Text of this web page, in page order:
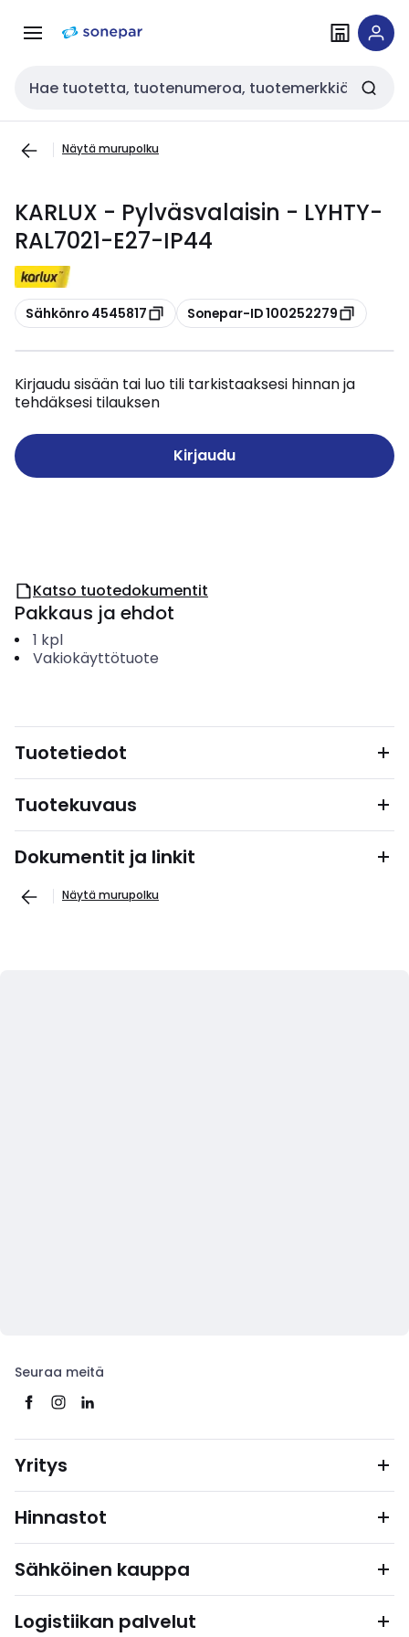
navigointiinsisältöön
Haku
Näytä murupolku
KARLUX - Pylväsvalaisin - LYHTY-
RAL7021-E27-IP44
Kopioi
Sähkönro 4545817 Kopioi
Sonepar-ID 100252279
Kirjaudu sisään tai luo tili tarkistaaksesi hinnan ja
tehdäksesi tilauksen
Kirjaudu
Katso tuotedokumentit
Pakkaus ja ehdot
1 kpl
Vakiokäyttötuote
Tuotetiedot
Tuotekuvaus
Dokumentit ja linkit
Näytä murupolku
Seuraa meitä
Yritys
Hinnastot
Sähköinen kauppa
Logistiikan palvelut